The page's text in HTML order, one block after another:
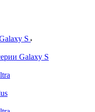
S
Galaxy S